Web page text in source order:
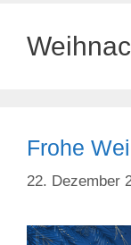
Frohe
22. Dezember